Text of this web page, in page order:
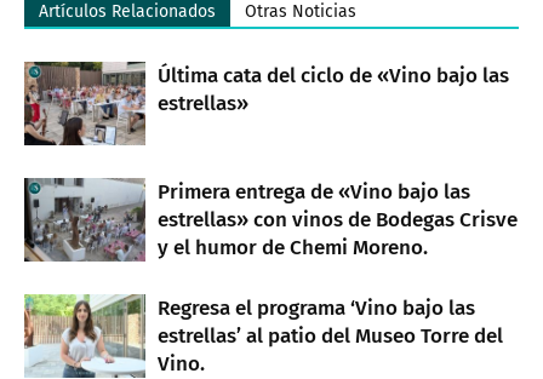
Artículos Relacionados Otras Noticias
Última cata del ciclo de «Vino bajo las
estrellas»
Primera entrega de «Vino bajo las
estrellas» con vinos de Bodegas Crisve
y el humor de Chemi Moreno.
Regresa el programa ‘Vino bajo las
estrellas’ al patio del Museo Torre del
Vino.